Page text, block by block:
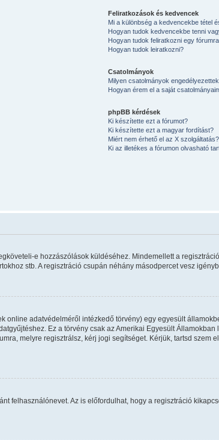
Feliratkozások és kedvencek
Mi a különbség a kedvencekbe tétel
Hogyan tudok kedvencekbe tenni
Hogyan tudok feliratkozni egy
Hogyan tudok leiratkozni?
Csatolmányok
Milyen csatolmányok
Hogyan érem el a saját
phpBB kérdések
Ki készítette ezt a fórumot?
Ki készítette ezt a magyar fordítást?
Miért nem érhető el az X szolgáltatás?
Ki az illetékes a fórumon olvasható
e hozzászólások küldéséhez. Mindemellett a
stb. A regisztráció csupán néhány másodpercet vesz
online adatvédelméről intézkedő törvény) egy egyesült
Ez a törvény csak az Amerikai Egyesült
melyre regisztrálsz, kérj jogi segítséget. Kérjük, tartsd szem
felhasználónevet. Az is előfordulhat, hogy a regisztráció